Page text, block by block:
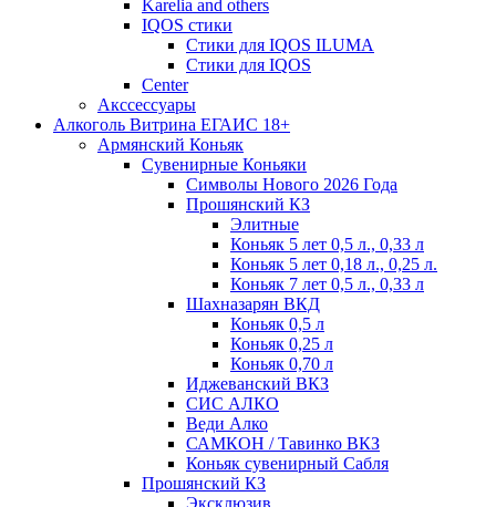
Karelia and others
IQOS стики
Стики для IQOS ILUMA
Стики для IQOS
Сenter
Акссессуары
Алкоголь Витрина ЕГАИС 18+
Армянский Коньяк
Сувенирные Коньяки
Символы Нового 2026 Года
Прошянский КЗ
Элитные
Коньяк 5 лет 0,5 л., 0,33 л
Коньяк 5 лет 0,18 л., 0,25 л.
Коньяк 7 лет 0,5 л., 0,33 л
Шахназарян ВКД
Коньяк 0,5 л
Коньяк 0,25 л
Коньяк 0,70 л
Иджеванский ВКЗ
СИС АЛКО
Веди Алко
САМКОН / Тавинко ВКЗ
Коньяк сувенирный Сабля
Прошянский КЗ
Эксклюзив